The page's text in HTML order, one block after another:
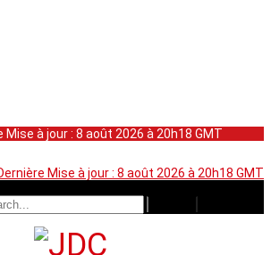
Mise à jour : 8 août 2026 à 20h18 GMT
Mise à jour : 8 août 2026 à 20h18 GMT